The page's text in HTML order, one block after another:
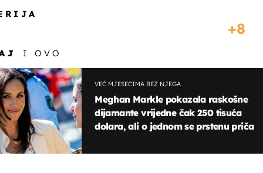
8
I OVO
VEĆ MJESECIMA BEZ NJEGA
Meghan Markle pokazala raskošne
dijamante vrijedne čak 250 tisuća
dolara, ali o jednom se prstenu priča